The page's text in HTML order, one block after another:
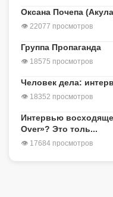
Оксана Почепа
👁 22077 просмотров
Группа Пропаганда
👁 18575 просмотров
Человек дела:
👁 18352 просмотров
Интервью
Over»? Это толь...
👁 17684 просмотров